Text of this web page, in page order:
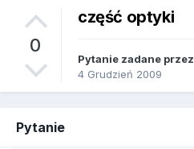
0
część optyki
Pytanie zadane przez
4 Grudzień 2009
Pytanie